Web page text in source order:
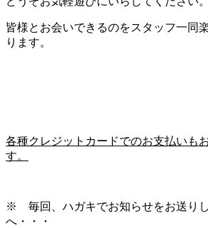
皆様とお会いできるのをスタッフ一同
ります。
各種クレジットカードでのお支払いも
す。
※ 毎回、ハガキでお知らせをお送り
へ・・・